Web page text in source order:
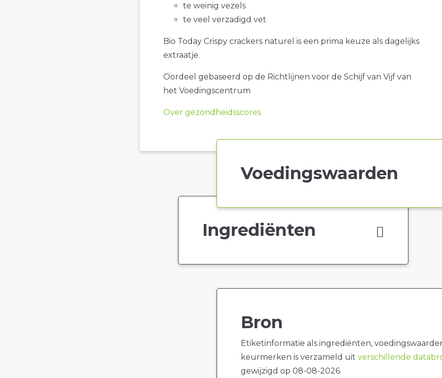
te weinig vezels
te veel verzadigd vet
Bio Today Crispy crackers naturel is een prima keuze als dagelijks
extraatje.
Oordeel gebaseerd op de Richtlijnen voor de Schijf van Vijf van
het Voedingscentrum
Over gezondheidsscores
Voedingswaarden
Ingrediënten
Bron
Etiketinformatie als ingrediënten,
keurmerken is verzameld uit verschillende
gewijzigd op 08-08-2026.